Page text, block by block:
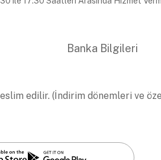
Banka Bilgileri
edilir. (İndirim dönemleri ve